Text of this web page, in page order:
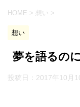
HOME > 想い >
想い
夢を語るの
投稿日： 2017年10月